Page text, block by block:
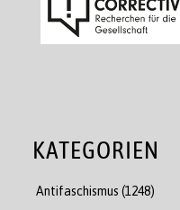
KATEGORIEN
Antifaschismus (1248)